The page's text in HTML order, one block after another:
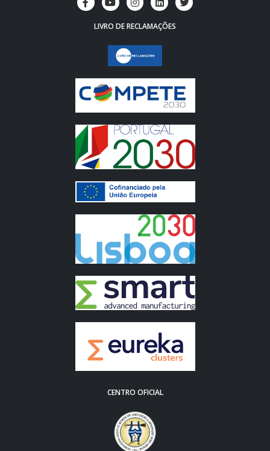
LIVRO DE RECLAMAÇÕES
CENTRO OFICIAL